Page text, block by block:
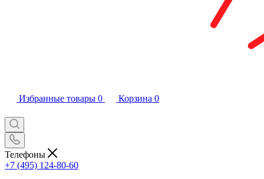
Избранные товары 0 Корзина 0
Телефоны
+7 (495) 124-80-60